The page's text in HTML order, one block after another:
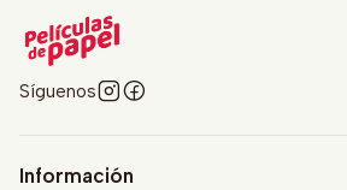
Síguenos
Información